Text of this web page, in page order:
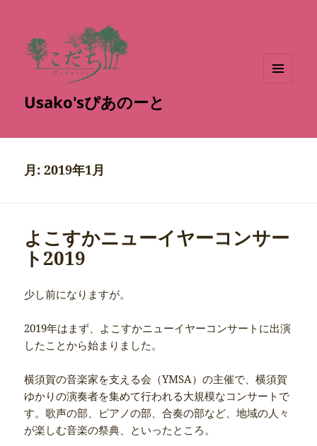
Usako'sぴあのーと
月:2019年1月
よこすかニューイヤーコンサー
ト2019
少し前になりますが。
2019年はまず、よこすかニューイヤーコンサートに出演
したことから始まりました。
横須賀の音楽家を支える会（YMSA）の主催で、横須賀
ゆかりの演奏者を集めて行われる大規模なコンサートで
す。歌声の部、ピアノの部、合奏の部など、地域の人々
が楽しむ音楽の祭典、といったところ。